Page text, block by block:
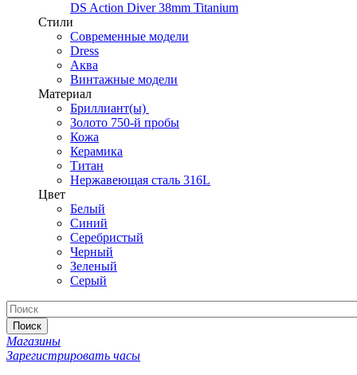
DS Action Diver 38mm Titanium
Стили
Современные модели
Dress
Аква
Винтажные модели
Материал
Бриллиант(ы)
Золото 750-й пробы
Кожа
Керамика
Титан
Нержавеющая сталь 316L
Цвет
Белый
Синий
Серебристый
Черный
Зеленый
Серый
Поиск
Магазины
Зарегистрировать часы